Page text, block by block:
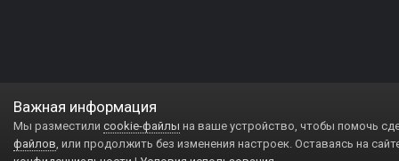
Важная информация
Мы разместили cookie-файлы на ваше устройство, чтобы помочь
файлов, или продолжить без изменения настроек. Оставаясь на